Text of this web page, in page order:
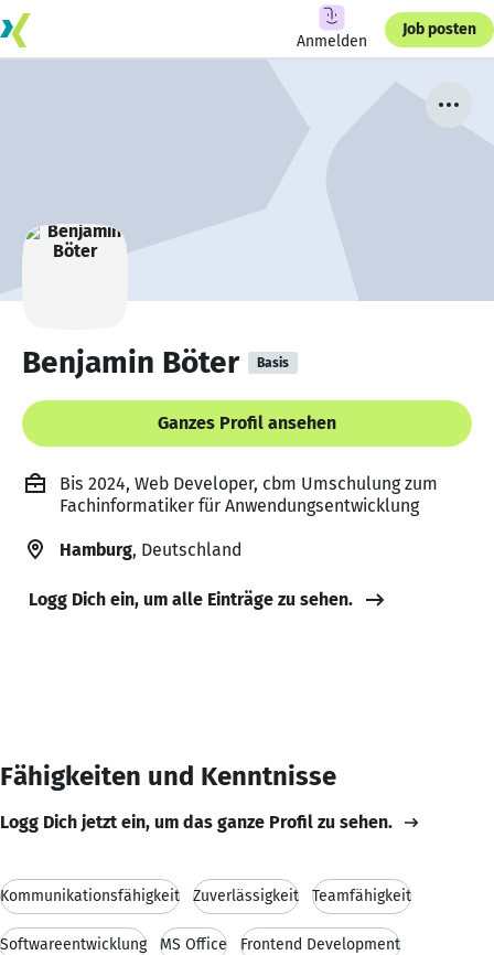
Anmelden
Job posten
Benjamin Böter Basis
Ganzes Profil ansehen
Bis 2024, Web Developer, cbm Umschulung zum
Fachinformatiker für Anwendungsentwicklung
Hamburg, Deutschland
Logg Dich ein, um alle Einträge zu sehen.
Fähigkeiten und Kenntnisse
Logg Dich jetzt ein, um das ganze Profil zu sehen.
Kommunikationsfähigkeit Zuverlässigkeit Teamfähigkeit
Softwareentwicklung MS Office Frontend Development